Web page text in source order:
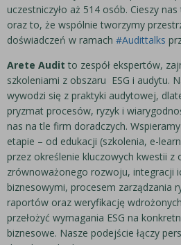
uczestniczyło aż 514 osób. Cieszy
oraz to, że wspólnie tworzymy
doświadczeń w ramach #Audittalks
Arete Audit to zespół ekspertów,
szkoleniami z obszaru ESG i audytu.
wywodzi się z praktyki audytowej,
pryzmat procesów, ryzyk i
nas na tle firm doradczych.
etapie – od edukacji (szkolenia, e-
przez określenie kluczowych kwestii z
zrównoważonego rozwoju, integracji
biznesowymi, procesem zarządzania
raportów oraz weryfikację
przełożyć wymagania ESG na
biznesowe. Nasze podejście łączy